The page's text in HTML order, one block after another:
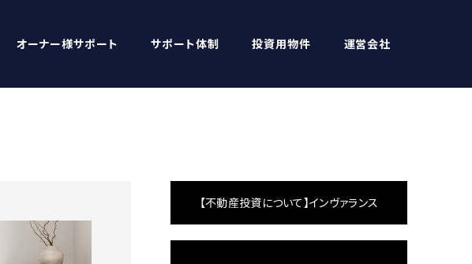
オーナー様サポート サポート体制 投資用物件 運営会社
【不動産投資について】インヴァランス